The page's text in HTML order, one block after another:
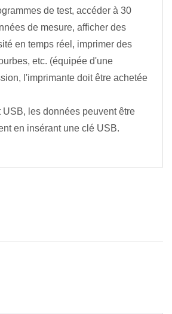
de test, accéder à 30
de mesure, afficher des
en temps réel, imprimer des
etc. (équipée d'une
l'imprimante doit être achetée
USB, les données peuvent être
en insérant une clé USB.